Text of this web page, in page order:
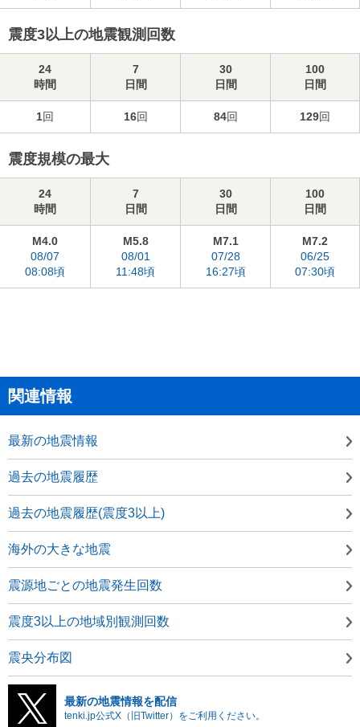
震度3以上の地震観測回数
24
時間
7
日間
30
日間
100
日間
1回 16回 84回 129回
震度規模の最大
24
時間
7
日間
30
日間
100
日間
M4.0
08/07
08:08頃
M5.8
08/01
11:48頃
M7.1
07/28
16:27頃
M7.2
06/25
07:30頃
関連情報
最新の地震情報
過去の地震履歴
過去の地震履歴(震度3以上)
海外の大きな地震
震源地ごとの地震発生回数
震度3以上の地域別観測回数
震央分布図
最新の地震情報を配信
tenki.jp公式X（旧Twitter）をご利用ください。